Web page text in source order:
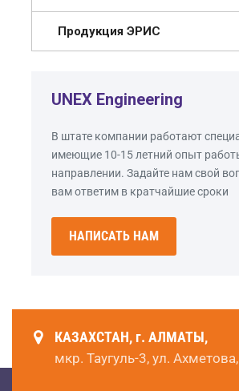
Продукция ЭРИС
UNEX Engineering
В штате компании работают
имеющие 10-15 летний опыт
направлении. Задайте нам свой
вам ответим в кратчайшие сроки
НАПИСАТЬ НАМ
КАЗАХСТАН, г. АЛМАТЫ,
мкр. Таугуль-3, ул. Ахметова,